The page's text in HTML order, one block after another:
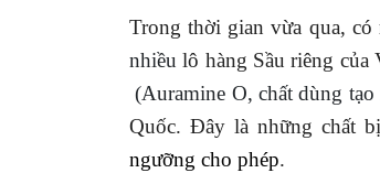
Trong thời gian vừa qua,
nhiềulô hàng Sầu riêng của
(Auramine O, chất dùng
Quốc. Đây là những chất
ngưỡng cho phép.